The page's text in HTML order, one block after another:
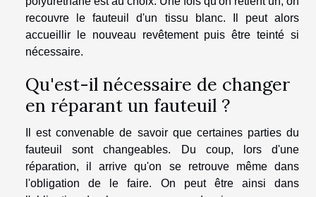
recouvre le fauteuil d'un tissu blanc. Il peut alors
accueillir le nouveau revêtement puis être teinté si
nécessaire.
Qu'est-il nécessaire de changer
en réparant un fauteuil ?
Il est convenable de savoir que certaines parties du
fauteuil sont changeables. Du coup, lors d'une
réparation, il arrive qu'on se retrouve même dans
l'obligation de le faire. On peut être ainsi dans